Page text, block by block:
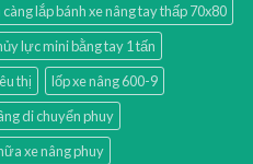
càng lắp bánh xe nâng tay thấp 70x80
lực mini bằng tay 1 tấn
thị
lốp xe nâng 600-9
di chuyển phuy
xe nâng phuy